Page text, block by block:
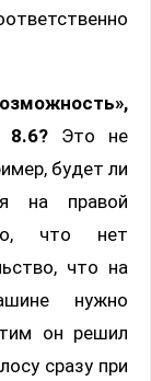
8.6? Это не
будет ли
на правой
что нет
что на
нужно
он решил
сразу при